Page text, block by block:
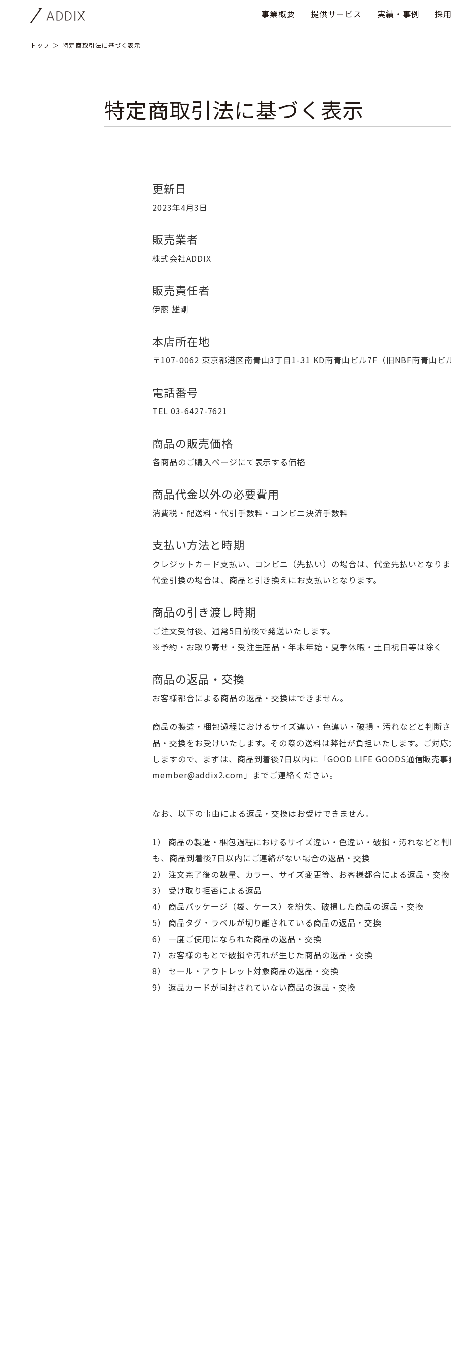
事業概要 提供サービス 実績・事例 採
トップ 特定商取引法に基づく表示
特定商取引法に基づく表示
更新日
2023年4月3日
販売業者
株式会社ADDIX
販売責任者
伊藤 雄剛
本店所在地
〒107-0062 東京都港区南青山3丁目1-31 KD南青山ビル7F（旧NBF南青山ビ
電話番号
TEL 03-6427-7621
商品の販売価格
各商品のご購入ページにて表示する価格
商品代金以外の必要費用
消費税・配送料・代引手数料・コンビニ決済手数料
支払い方法と時期
クレジットカード支払い、コンビニ（先払い）の場合は、代金先払いとなり
代金引換の場合は、商品と引き換えにお支払いとなります。
商品の引き渡し時期
ご注文受付後、通常5日前後で発送いたします。
※予約・お取り寄せ・受注生産品・年末年始・夏季休暇・土日祝日等は除く
商品の返品・交換
お客様都合による商品の返品・交換はできません。
商品の製造・梱包過程におけるサイズ違い・色違い・破損・汚れなどと判断
品・交換をお受けいたします。その際の送料は弊社が負担いたします。ご対
しますので、まずは、商品到着後7日以内に「GOOD LIFE GOODS通信販売
member@addix2.com」までご連絡ください。
なお、以下の事由による返品・交換はお受けできません。
1） 商品の製造・梱包過程におけるサイズ違い・色違い・破損・汚れなどと
も、商品到着後7日以内にご連絡がない場合の返品・交換
2） 注文完了後の数量、カラー、サイズ変更等、お客様都合による返品・交換
3） 受け取り拒否による返品
4） 商品パッケージ（袋、ケース）を紛失、破損した商品の返品・交換
5） 商品タグ・ラベルが切り離されている商品の返品・交換
6） 一度ご使用になられた商品の返品・交換
7） お客様のもとで破損や汚れが生じた商品の返品・交換
8） セール・アウトレット対象商品の返品・交換
9） 返品カードが同封されていない商品の返品・交換